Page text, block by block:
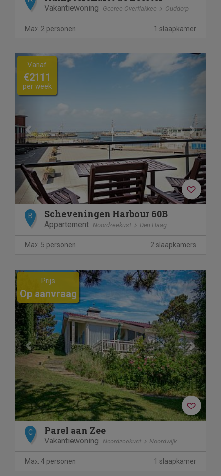
Vakantiewoning Goeree-Overflakkee Ouddorp
Max. 2 personen 1 slaapkamer
Previous Next
Vanaf
€2111
per week
B Scheveningen Harbour 60B
Appartement Noordzeekust Den Haag
Max. 5 personen 2 slaapkamers
Previous Next
Prijs
Op aanvraag
C Parel aan Zee
Vakantiewoning Noordzeekust Noordwijk
Max. 4 personen 1 slaapkamer